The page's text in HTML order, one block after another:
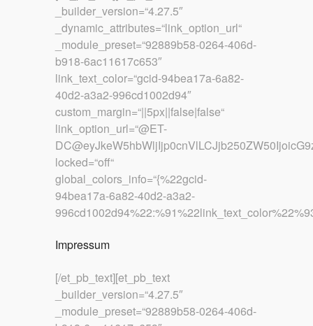
_builder_version=“4.27.5″
_dynamic_attributes=“link_option_url“
_module_preset=“92889b58-0264-406d-
b918-6ac11617c653″
link_text_color=“gcid-94bea17a-6a82-
40d2-a3a2-996cd1002d94″
custom_margin=“||5px||false|false“
link_option_url=“@ET-
locked=“off“
global_colors_info=“{%22gcid-
94bea17a-6a82-40d2-a3a2-
Impressum
[/et_pb_text][et_pb_text
_builder_version=“4.27.5″
_module_preset=“92889b58-0264-406d-